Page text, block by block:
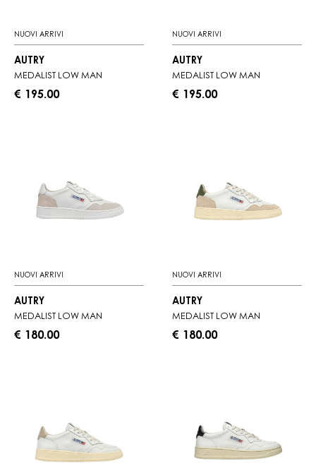
NUOVI ARRIVI
AUTRY
MEDALIST LOW MAN
€ 195.00
NUOVI ARRIVI
AUTRY
MEDALIST LOW MAN
€ 195.00
NUOVI ARRIVI
AUTRY
MEDALIST LOW MAN
€ 180.00
NUOVI ARRIVI
AUTRY
MEDALIST LOW MAN
€ 180.00